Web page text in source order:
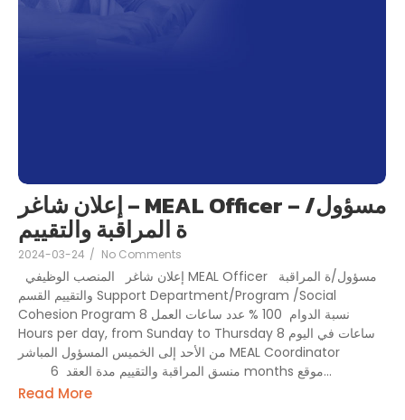
إعلان شاغر – MEAL Officer – مسؤول/
ة المراقبة والتقييم
2024-03-24 / No Comments
والتقييم القسم Support Department/Program /Social
Cohesion Program نسبة الدوام 100 % عدد ساعات العمل 8
Hours per day, from Sunday to Thursday 8 ساعات في اليوم
من الأحد إلى الخميس المسؤول المباشر MEAL Coordinator
منسق المراقبة والتقييم مدة العقد 6 months موقع...
Read More